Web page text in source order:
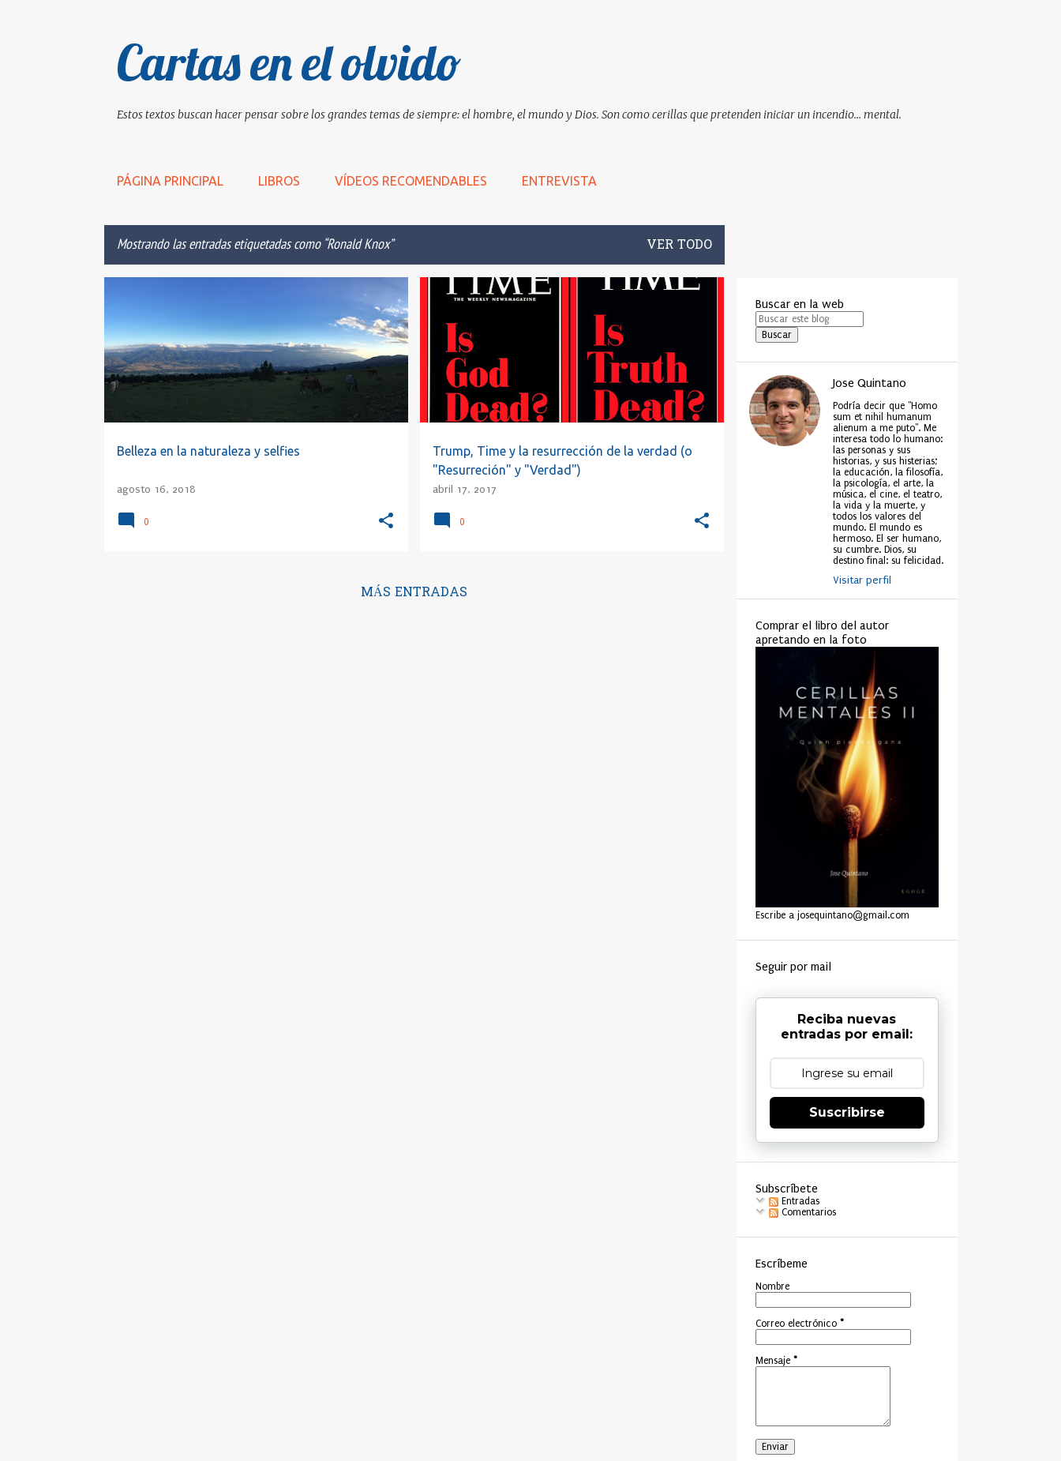
Cartas en el olvido
Estos textos buscan hacer pensar sobre los grandes temas de siempre: el hombre, el mundo y Dios. Son como cerillas que pretenden iniciar un incendio... mental.
PÁGINA PRINCIPAL LIBROS VÍDEOS RECOMENDABLES ENTREVISTA
Mostrando las entradas etiquetadas como Ronald Knox VER TODO
t
r
a
d
s
Belleza en la naturaleza y selfies
agosto 16, 2018
+
0
Trump, Time y la resurrección de la verdad (o
"Resurreción" y "Verdad")
abril 17, 2017
0
MÁS ENTRADAS
Buscar en la web
Jose Quintano
Podría decir que "Homo
sum et nihil humanum
alienum a me puto". Me
interesa todo lo humano:
las personas y sus
historias, y sus histerias;
la educación, la filosofía,
la psicología, el arte, la
música, el cine, el teatro,
la vida y la muerte, y
todos los valores del
mundo. El mundo es
hermoso. El ser humano,
su cumbre. Dios, su
destino final: su felicidad.
Visitar perfil
Comprar el libro del autor
apretando en la foto
Escribe a josequintano@gmail.com
Seguir por mail
Reciba nuevas
entradas por email:
Suscribirse
Subscríbete
Entradas
Comentarios
Escríbeme
Nombre
Correo electrónico *
Mensaje *